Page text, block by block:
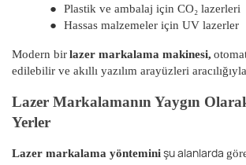
●
Plastik ve ambalaj için CO₂ lazerleri
●
Hassas malzemeler için UV lazerler
Modern birlazer markalama makinesi,
edilebilir ve akıllı yazılım arayüzleri
Lazer Markalamanın Yaygın
Yerler
Lazer markalama yönteminişu alanlarda